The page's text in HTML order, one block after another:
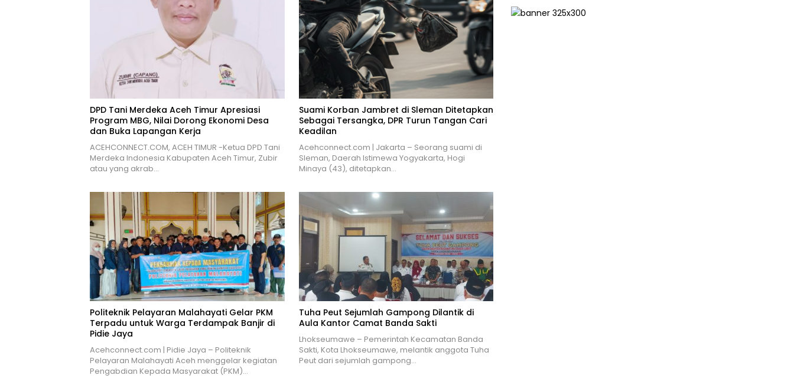
DPD Tani Merdeka Aceh Timur Apresiasi
Program MBG, Nilai Dorong Ekonomi Desa
dan Buka Lapangan Kerja
ACEHCONNECT.COM, ACEH TIMUR -Ketua DPD Tani
Merdeka Indonesia Kabupaten Aceh Timur, Zubir
atau yang akrab…
Suami Korban Jambret di Sleman Ditetapkan
Sebagai Tersangka, DPR Turun Tangan Cari
Keadilan
Acehconnect.com | Jakarta – Seorang suami di
Sleman, Daerah Istimewa Yogyakarta, Hogi
Minaya (43), ditetapkan…
Politeknik Pelayaran Malahayati Gelar PKM
Terpadu untuk Warga Terdampak Banjir di
Pidie Jaya
Acehconnect.com | Pidie Jaya – Politeknik
Pelayaran Malahayati Aceh menggelar kegiatan
Pengabdian Kepada Masyarakat (PKM)…
Tuha Peut Sejumlah Gampong Dilantik di
Aula Kantor Camat Banda Sakti
Lhokseumawe – Pemerintah Kecamatan Banda
Sakti, Kota Lhokseumawe, melantik anggota Tuha
Peut dari sejumlah gampong…